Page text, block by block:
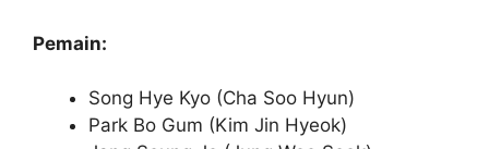
Pemain:
Song Hye Kyo (Cha Soo Hyun)
Park Bo Gum (Kim Jin Hyeok)